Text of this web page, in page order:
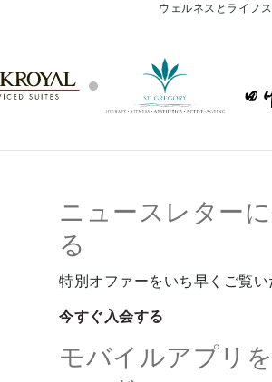
ウェルネスとライフ
ニュースレター
る
特別オファーをいち早くご覧い
今すぐ入会する
モバイルアプリ